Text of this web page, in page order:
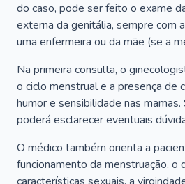
do caso, pode ser feito o exame
externa da genitália, sempre com
uma enfermeira ou da mãe (se a
Na primeira consulta, o
o ciclo menstrual e a presença de
humor e sensibilidade nas
poderá esclarecer eventuais
O médico também orienta a
funcionamento da menstruação, o